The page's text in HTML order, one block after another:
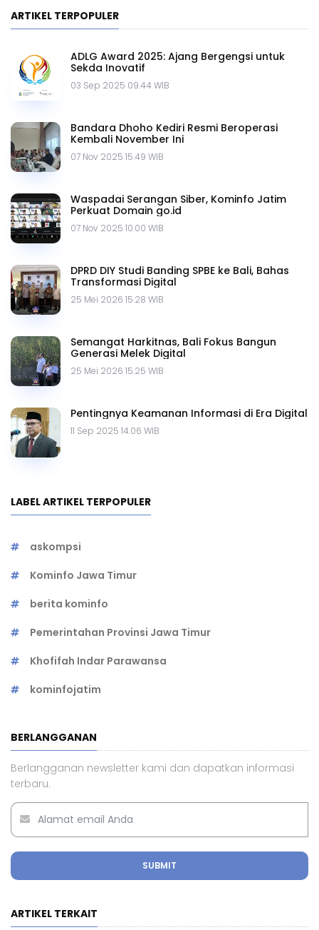
ARTIKEL TERPOPULER
ADLG Award 2025: Ajang Bergengsi untuk
Sekda Inovatif
03 Sep 2025 09.44 WIB
Bandara Dhoho Kediri Resmi Beroperasi
Kembali November Ini
07 Nov 2025 15.49 WIB
Waspadai Serangan Siber, Kominfo Jatim
Perkuat Domain go.id
07 Nov 2025 10.00 WIB
DPRD DIY Studi Banding SPBE ke Bali, Bahas
Transformasi Digital
25 Mei 2026 15.28 WIB
Semangat Harkitnas, Bali Fokus Bangun
Generasi Melek Digital
25 Mei 2026 15.25 WIB
Pentingnya Keamanan Informasi di Era Digital
11 Sep 2025 14.06 WIB
LABEL ARTIKEL TERPOPULER
askompsi
Kominfo Jawa Timur
berita kominfo
Pemerintahan Provinsi Jawa Timur
Khofifah Indar Parawansa
kominfojatim
BERLANGGANAN
Berlangganan newsletter kami dan dapatkan informasi
terbaru.
SUBMIT
ARTIKEL TERKAIT